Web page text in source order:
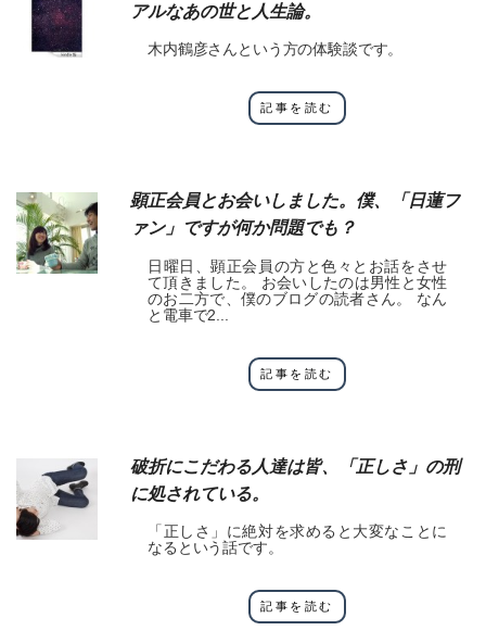
アルなあの世と人生論。
木内鶴彦さんという方の体験談です。
記事を読む
顕正会員とお会いしました。僕、「日蓮フ
ァン」ですが何か問題でも？
日曜日、顕正会員の方と色々とお話をさせ
て頂きました。 お会いしたのは男性と女性
のお二方で、僕のブログの読者さん。 なん
と電車で2...
記事を読む
破折にこだわる人達は皆、「正しさ」の刑
に処されている。
「正しさ」に絶対を求めると大変なことに
なるという話です。
記事を読む